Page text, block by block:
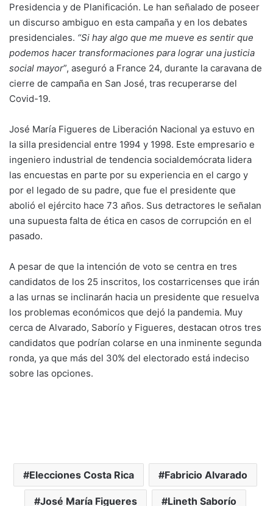
Presidencia y de Planificación. Le han señalado de poseer
un discurso ambiguo en esta campaña y en los debates
presidenciales. “Si hay algo que me mueve es sentir que
podemos hacer transformaciones para lograr una justicia
social mayor”, aseguró a France 24, durante la caravana de
cierre de campaña en San José, tras recuperarse del
Covid-19.
José María Figueres de Liberación Nacional ya estuvo en
la silla presidencial entre 1994 y 1998. Este empresario e
ingeniero industrial de tendencia socialdemócrata lidera
las encuestas en parte por su experiencia en el cargo y
por el legado de su padre, que fue el presidente que
abolió el ejército hace 73 años. Sus detractores le señalan
una supuesta falta de ética en casos de corrupción en el
pasado.
A pesar de que la intención de voto se centra en tres
candidatos de los 25 inscritos, los costarricenses que irán
a las urnas se inclinarán hacia un presidente que resuelva
los problemas económicos que dejó la pandemia. Muy
cerca de Alvarado, Saborío y Figueres, destacan otros tres
candidatos que podrían colarse en una inminente segunda
ronda, ya que más del 30% del electorado está indeciso
sobre las opciones.
Elecciones Costa Rica Fabricio Alvarado
José María Figueres Lineth Saborío